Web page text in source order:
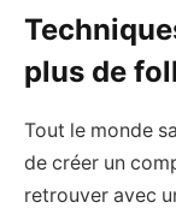
plus de
Tout le monde
de créer un
retrouver avec